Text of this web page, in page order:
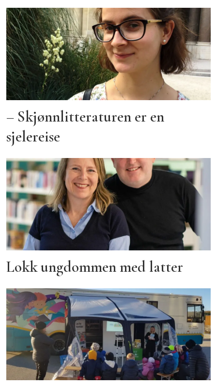
– Skjønnlitteraturen er en
sjelereise
Lokk ungdommen med latter